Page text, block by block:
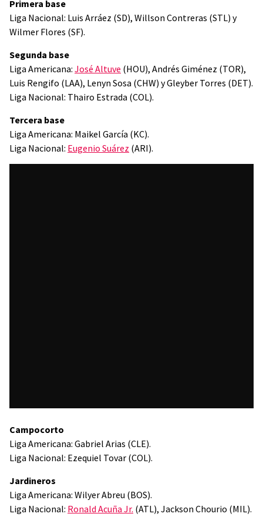
Primera base
Liga Nacional: Luis Arráez (SD), Willson Contreras (STL) y
Wilmer Flores (SF).
Segunda base
Liga Americana: José Altuve (HOU), Andrés Giménez (TOR),
Luis Rengifo (LAA), Lenyn Sosa (CHW) y Gleyber Torres (DET).
Liga Nacional: Thairo Estrada (COL).
Tercera base
Liga Americana: Maikel García (KC).
Liga Nacional: Eugenio Suárez (ARI).
Campocorto
Liga Americana: Gabriel Arias (CLE).
Liga Nacional: Ezequiel Tovar (COL).
Jardineros
Liga Americana: Wilyer Abreu (BOS).
Liga Nacional: Ronald Acuña Jr. (ATL), Jackson Chourio (MIL).